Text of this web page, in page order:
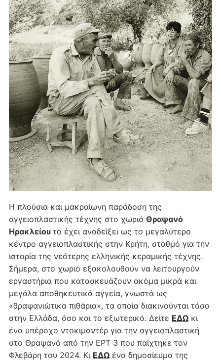
Η πλούσια και μακραίωνη παράδοση της
αγγειοπλαστικής τέχνης στο χωριό Θραψανό
Ηρακλείου το έχει αναδείξει ως το μεγαλύτερο
κέντρο αγγειοπλαστικής στην Κρήτη, σταθμό για την
ιστορία της νεότερης ελληνικής κεραμικής τέχνης.
Σήμερα, στο χωριό εξακολουθούν να λειτουργούν
εργαστήρια που κατασκευάζουν ακόμα μικρά και
μεγάλα αποθηκευτικά αγγεία, γνωστά ως
«θραψανιώτικα πιθάρια», τα οποία διακινούνται τόσο
στην Ελλάδα, όσο και το εξωτερικό. Δείτε ΕΔΩκι
ένα υπέροχο ντοκιμαντέρ για την αγγειοπλαστική
στο Θραψανό από την ΕΡΤ 3 που παίχτηκε τον
Φλεβάρη του 2024. Κι ΕΔΩένα δημοσίευμα της